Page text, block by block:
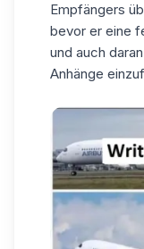
Empfängers
bevor er eine
und auch
Anhänge